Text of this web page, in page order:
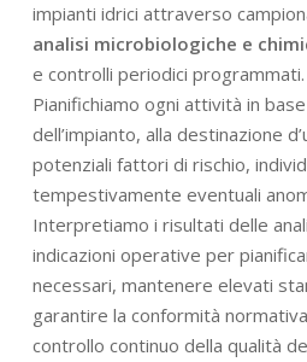
impianti idrici attraverso
analisi microbiologiche e
e controlli periodici programmati.
Pianifichiamo ogni attività in
dell’impianto, alla destinazione
potenziali fattori di rischio,
tempestivamente eventuali
Interpretiamo i risultati delle
indicazioni operative per
necessari, mantenere elevati
garantire la conformità
controllo continuo della qualità